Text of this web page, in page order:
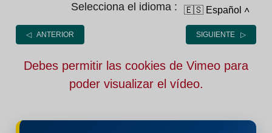
Selecciona el idioma : 🇪🇸 Español ˄
◁ ANTERIOR SIGUIENTE ▷
Debes permitir las cookies de Vimeo para
poder visualizar el vídeo.